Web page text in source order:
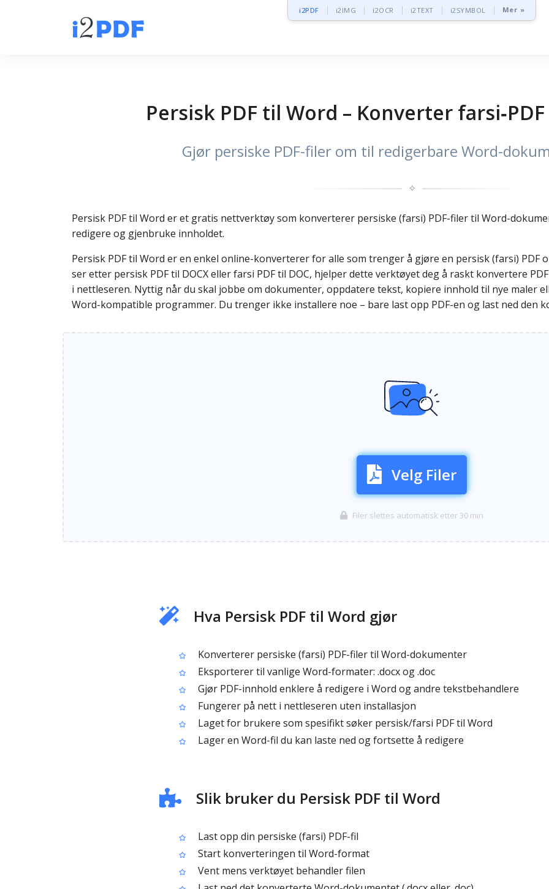
i2PDF i2IMG i2OCR i2TEXT i2SYMBOL Mer »
Persisk PDF til Word – Konverter
Gjør persiske PDF-filer om til redigerbare Word-
✧
Persisk PDF til Word er et gratis nettverktøy som konverterer persiske (farsi) PDF-filer til Word-
redigere og gjenbruke innholdet.
Persisk PDF til Word er en enkel online-konverterer for alle som trenger å gjøre en persisk (farsi) PDF
ser etter persisk PDF til DOCX eller farsi PDF til DOC, hjelper dette verktøyet deg å raskt konvertere
i nettleseren. Nyttig når du skal jobbe om dokumenter, oppdatere tekst, kopiere innhold til nye maler
Word-kompatible programmer. Du trenger ikke installere noe – bare last opp PDF-en og last ned den
Velg Filer
Filer slettes automatisk etter 30 min
Hva Persisk PDF til Word gjør
Konverterer persiske (farsi) PDF-filer til Word-dokumenter
Eksporterer til vanlige Word-formater: .docx og .doc
Gjør PDF-innhold enklere å redigere i Word og andre tekstbehandlere
Fungerer på nett i nettleseren uten installasjon
Laget for brukere som spesifikt søker persisk/farsi PDF til Word
Lager en Word-fil du kan laste ned og fortsette å redigere
Slik bruker du Persisk PDF til Word
Last opp din persiske (farsi) PDF-fil
Start konverteringen til Word-format
Vent mens verktøyet behandler filen